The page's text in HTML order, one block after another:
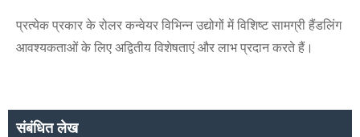
प्रत्येक प्रकार के रोलर कन्वेयर विभिन्न उद्योगों में विशिष्ट सामग्री हैंडलिंग
आवश्यकताओं के लिए अद्वितीय विशेषताएं और लाभ प्रदान करते हैं।
संबंधित लेख